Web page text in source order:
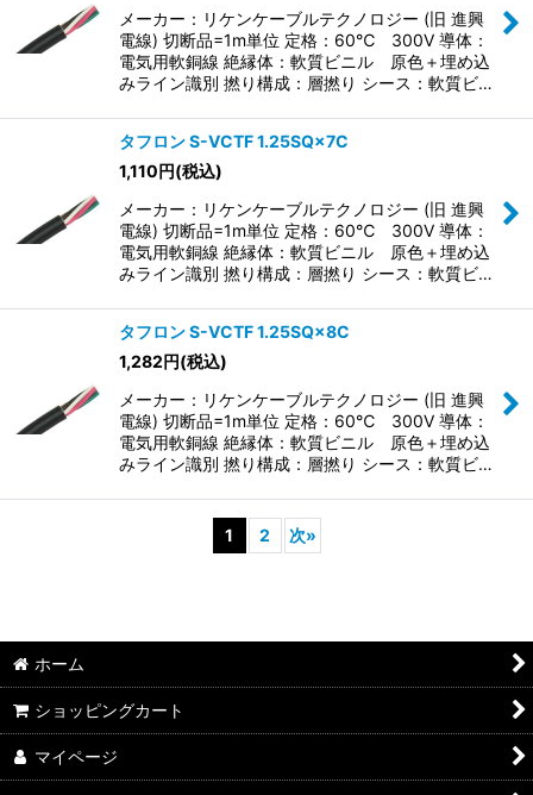
メーカー：リケンケーブルテクノロジー (旧 進興
電線) 切断品=1m単位 定格：60℃ 300V 導体：
電気用軟銅線 絶縁体：軟質ビニル 原色＋埋め込
みライン識別 撚り構成：層撚り シース：軟質ビ…
タフロン S-VCTF 1.25SQ×7C
1,110円(税込)
メーカー：リケンケーブルテクノロジー (旧 進興
電線) 切断品=1m単位 定格：60℃ 300V 導体：
電気用軟銅線 絶縁体：軟質ビニル 原色＋埋め込
みライン識別 撚り構成：層撚り シース：軟質ビ…
タフロン S-VCTF 1.25SQ×8C
1,282円(税込)
メーカー：リケンケーブルテクノロジー (旧 進興
電線) 切断品=1m単位 定格：60℃ 300V 導体：
電気用軟銅線 絶縁体：軟質ビニル 原色＋埋め込
みライン識別 撚り構成：層撚り シース：軟質ビ…
1 2 次»
ホーム
ショッピングカート
マイページ